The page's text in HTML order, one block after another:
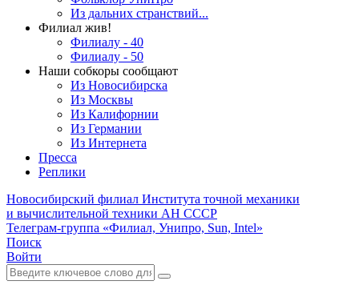
Из дальних странствий...
Филиал жив!
Филиалу - 40
Филиалу - 50
Наши собкоры сообщают
Из Новосибирска
Из Москвы
Из Калифорнии
Из Германии
Из Интернета
Пресса
Реплики
Новосибирский филиал Института точной механики
и вычислительной техники АН СССР
Телеграм-группа «Филиал, Унипро, Sun, Intel»
Поиск
Войти